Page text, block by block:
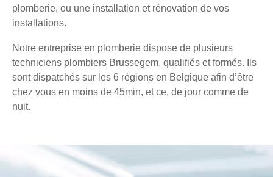
plomberie, ou une installation et rénovation de vos
installations.
Notre entreprise en plomberie dispose de plusieurs
techniciens plombiers Brussegem, qualifiés et formés. Ils
sont dispatchés sur les 6 régions en Belgique afin d’être
chez vous en moins de 45min, et ce, de jour comme de
nuit.